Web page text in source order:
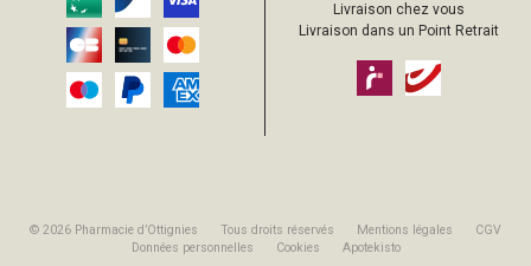
Livraison chez vous
Livraison dans un Point Retrait
© 2026 Pharmacie d’Ottignies Tous droits réservés Mentions légales
CGV
Données personnelles
Cookies Apotekisto